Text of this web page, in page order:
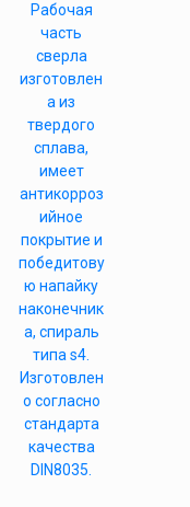
Рабочая
часть
сверла
изготовлен
а из
твердого
сплава,
имеет
антикорроз
ийное
покрытие и
победитову
ю напайку
наконечник
а, спираль
типа s4.
Изготовлен
о согласно
стандарта
качества
DIN8035.